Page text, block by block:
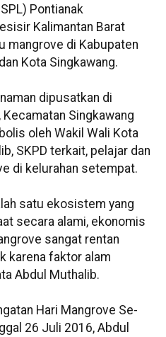
Pontianak
Kalimantan Barat
mangrove di Kabupaten
Kota Singkawang.
dipusatkan di
Singkawang
oleh Wakil Wali Kota
SKPD terkait, pelajar dan
di kelurahan setempat.
satu ekosistem yang
secara alami, ekonomis
sangat rentan
karena faktor alam
Abdul Muthalib.
Hari Mangrove Se-
26 Juli 2016, Abdul